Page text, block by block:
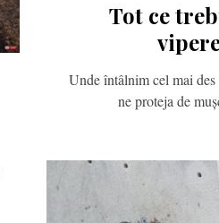
Tot ce
Unde întâlnim cel mai
ne proteja de